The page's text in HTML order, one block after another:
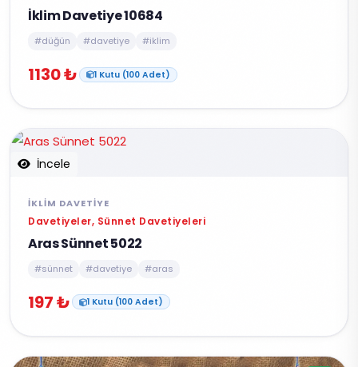
İklim Davetiye 10684
#düğün #davetiye #iklim
1130 ₺ 1 Kutu (100 Adet)
İncele
İKLIM DAVETIYE
Davetiyeler, Sünnet Davetiyeleri
Aras Sünnet 5022
#sünnet #davetiye #aras
197 ₺ 1 Kutu (100 Adet)